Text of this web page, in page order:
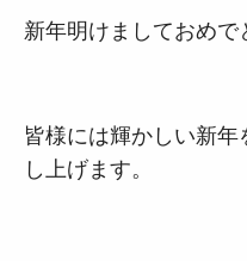
新年明けましておめで
皆様には輝かしい新
し上げます。